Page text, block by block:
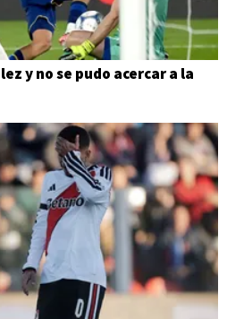
y no se pudo acercar a la